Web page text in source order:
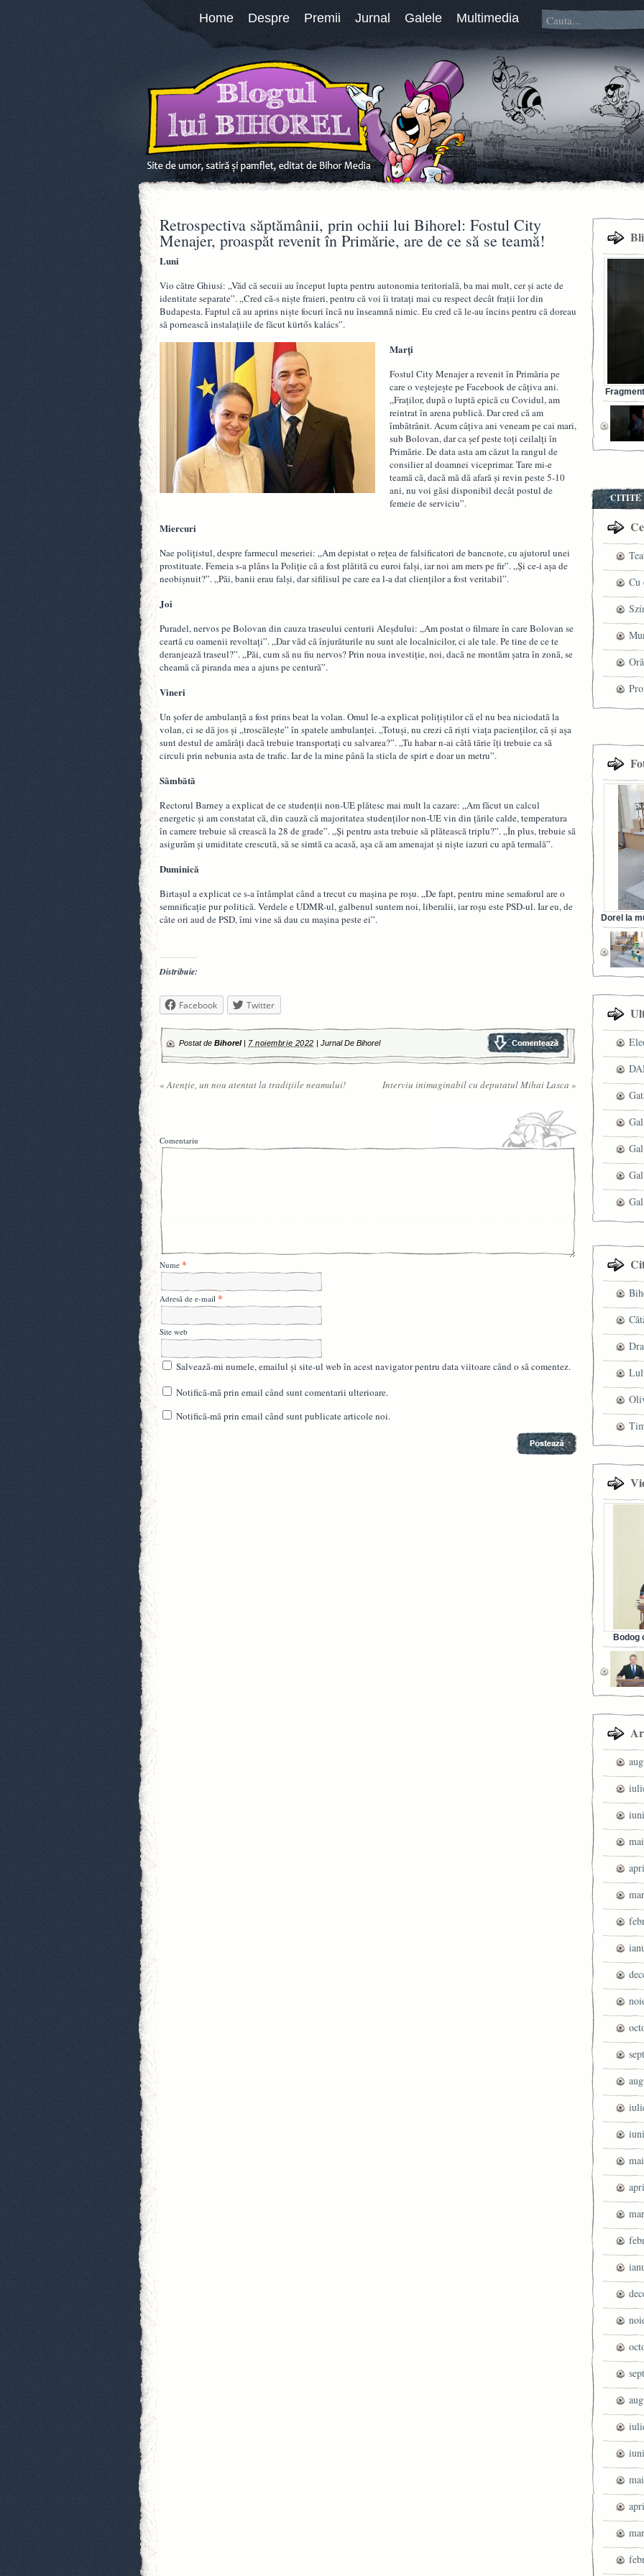
Home Despre Premii Jurnal Galele Multimedia
Retrospectiva săptămânii, prin ochii lui Bihorel: Fostul City
Menajer, proaspăt revenit în Primărie, are de ce să se teamă!
Luni
Vio către Ghiusi: „Văd că secuii au început lupta pentru autonomia teritorială, ba mai mult, cer și acte de
identitate separate”. „Cred că-s niște fraieri, pentru că voi îi tratați mai cu respect decât frații lor din
Budapesta. Faptul că au aprins niște focuri încă nu înseamnă nimic. Eu cred că le-au încins pentru că doreau
să pornească instalațiile de făcut kürtős kalács”.
Marți
Fostul City Menajer a revenit în Primăria pe
care o veștejește pe Facebook de câțiva ani.
„Fraților, după o luptă epică cu Covidul, am
reintrat în arena publică. Dar cred că am
îmbătrânit. Acum câțiva ani veneam pe cai mari,
sub Bolovan, dar ca șef peste toți ceilalți în
Primărie. De data asta am căzut la rangul de
consilier al doamnei viceprimar. Tare mi-e
teamă că, dacă mă dă afară și revin peste 5-10
ani, nu voi găsi disponibil decât postul de
femeie de serviciu”.
Miercuri
Nae polițistul, despre farmecul meseriei: „Am depistat o rețea de falsificatori de bancnote, cu ajutorul unei
prostituate. Femeia s-a plâns la Poliție că a fost plătită cu euroi falși, iar noi am mers pe fir”. „Și ce-i așa de
neobișnuit?”. „Păi, banii erau falși, dar sifilisul pe care ea l-a dat clienților a fost veritabil”.
Joi
Puradel, nervos pe Bolovan din cauza traseului centurii Aleșdului: „Am postat o filmare în care Bolovan se
ceartă cu oamenii revoltați”. „Dar văd că înjurăturile nu sunt ale localnicilor, ci ale tale. Pe tine de ce te
deranjează traseul?”. „Păi, cum să nu fiu nervos? Prin noua investiție, noi, dacă ne montăm șatra în zonă, se
cheamă că piranda mea a ajuns pe centură”.
Vineri
Un șofer de ambulanță a fost prins beat la volan. Omul le-a explicat polițiștilor că el nu bea niciodată la
volan, ci se dă jos și „troscălește” în spatele ambulanței. „Totuși, nu crezi că riști viața pacienților, că și așa
sunt destul de amărâți dacă trebuie transportați cu salvarea?”. „Tu habar n-ai câtă tărie îți trebuie ca să
circuli prin nebunia asta de trafic. Iar de la mine până la sticla de spirt e doar un metru”.
Sâmbătă
Rectorul Barney a explicat de ce studenții non-UE plătesc mai mult la cazare: „Am făcut un calcul
energetic și am constatat că, din cauză că majoritatea studenților non-UE vin din țările calde, temperatura
în camere trebuie să crească la 28 de grade”. „Și pentru asta trebuie să plătească triplu?”. „În plus, trebuie să
asigurăm și umiditate crescută, să se simtă ca acasă, așa că am amenajat și niște iazuri cu apă termală”.
Duminică
Birtașul a explicat ce s-a întâmplat când a trecut cu mașina pe roșu. „De fapt, pentru mine semaforul are o
semnificație pur politică. Verdele e UDMR-ul, galbenul suntem noi, liberalii, iar roșu este PSD-ul. Iar eu, de
câte ori aud de PSD, îmi vine să dau cu mașina peste ei”.
Distribuie:
Facebook Twitter
Postat de Bihorel| 7 noiembrie 2022 | Jurnal De Bihorel
«Atenție, un nou atentat la tradițiile neamului! Interviu inimaginabil cu deputatul Mihai Lasca »
Comentariu
Nume *
Adresă de e-mail *
Site web
Salvează-mi numele, emailul și site-ul web în acest navigator pentru data viitoare când o să comentez.
Notifică-mă prin email când sunt comentarii ulterioare.
Notifică-mă prin email când sunt publicate articole noi.
CITITE
Cu
Dorel la
din
Bodog